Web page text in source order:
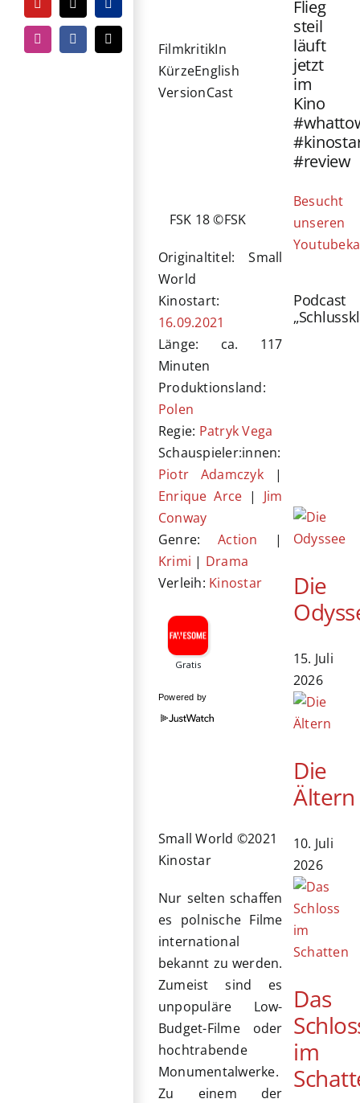
YouTubeTiktokPayPal
InstagramFacebook
E-
Mail
FilmkritikIn
KürzeEnglish
VersionCast
FSK 18 ©FSK
Originaltitel: Small
World
Kinostart:
16.09.2021
Länge: ca. 117
Minuten
Produktionsland:
Polen
Regie: Patryk Vega
Schauspieler:innen:
Piotr Adamczyk|
Enrique Arce | Jim
Conway
Genre:Action |
Krimi | Drama
Verleih: Kinostar
Powered by
Small World ©2021
Kinostar
Nur selten schaffen
es polnische Filme
international
bekannt zu werden.
Zumeist sind es
unpopuläre Low-
Budget-Filme oder
hochtrabende
Monumentalwerke.
Zu einem der
Flieg
steil
läuft
jetzt
im
Kino
#review
Besucht
unseren
Podcast
Die
15. Juli
2026
Die
Ältern
10. Juli
2026
Das
im